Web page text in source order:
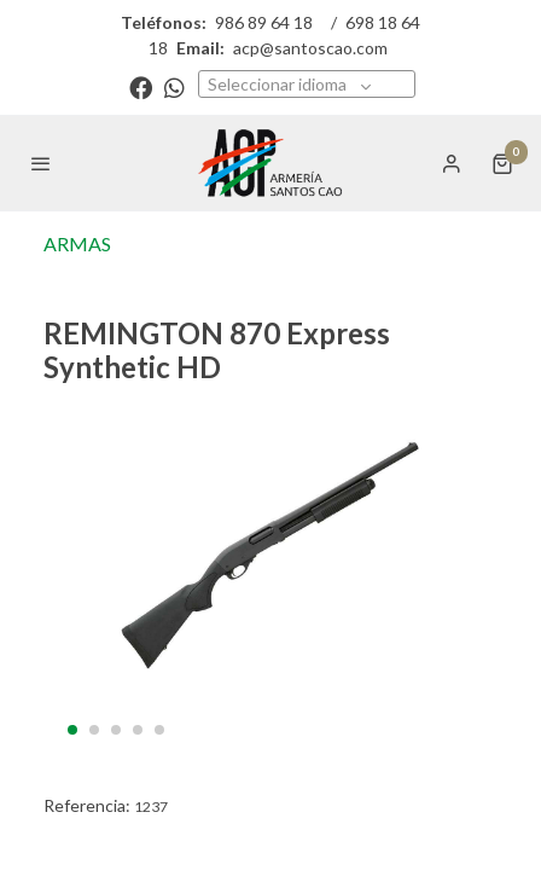
Teléfonos: 986 89 64 18 / 698 18 64
18 Email: acp@santoscao.com
Seleccionar idioma
0
ARMAS
REMINGTON 870 Express
Synthetic HD
Referencia: 1237